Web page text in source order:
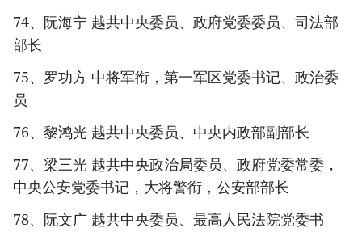
74、阮海宁 越共中央委员、政府党委委员、司法部
部长
75、罗功方 中将军衔，第一军区党委书记、政治委
员
76、黎鸿光 越共中央委员、中央内政部副部长
77、梁三光 越共中央政治局委员、政府党委常委，
中央公安党委书记，大将警衔，公安部部长
78、阮文广 越共中央委员、最高人民法院党委书